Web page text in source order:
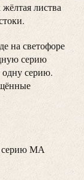
листва
на светофоре
серию
серию.
серию МА